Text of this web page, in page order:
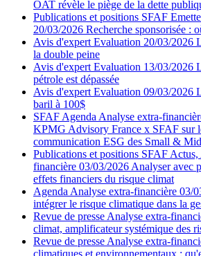
OAT révèle le piège de la dette
Publications et positions SFAF
20/03/2026 Recherche sponsorisée :
Avis d'expert Evaluation 20/03/2026
la double peine
Avis d'expert Evaluation 13/03/2026
pétrole est dépassée
Avis d'expert Evaluation 09/03/2026
baril à 100$
SFAF Agenda Analyse extra-
KPMG Advisory France x SFAF sur
communication ESG des Small &
Publications et positions SFAF Actus,
financière 03/03/2026 Analyser avec
effets financiers du risque climat
Agenda Analyse extra-financière 03/
intégrer le risque climatique dans la
Revue de presse Analyse extra-
climat, amplificateur systémique des
Revue de presse Analyse extra-
climatiques et environnementaux :